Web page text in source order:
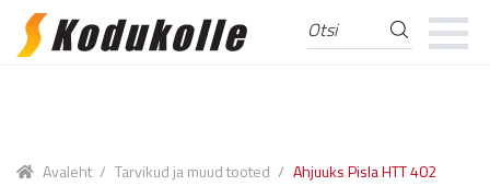
Skip
Skip
Otsi:
Avaleht / Tarvikud ja muud tooted / Ahjuuks Pisla HTT 402